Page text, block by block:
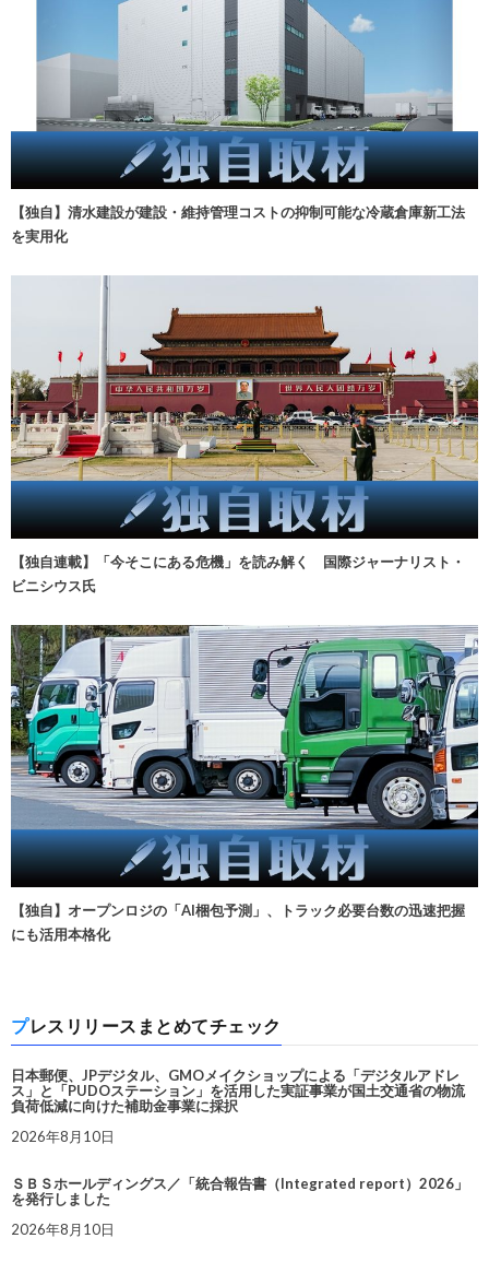
【独自】清水建設が建設・維持管理コストの抑制可能な冷蔵倉庫新工法
を実用化
【独自連載】「今そこにある危機」を読み解く 国際ジャーナリスト・
ビニシウス氏
【独自】オープンロジの「AI梱包予測」、トラック必要台数の迅速把握
にも活用本格化
プレスリリースまとめてチェック
日本郵便、JPデジタル、GMOメイクショップによる「デジタルアドレ
ス」と「PUDOステーション」を活用した実証事業が国土交通省の物流
負荷低減に向けた補助金事業に採択
2026年8月10日
ＳＢＳホールディングス／「統合報告書（Integrated report）2026」
を発行しました
2026年8月10日